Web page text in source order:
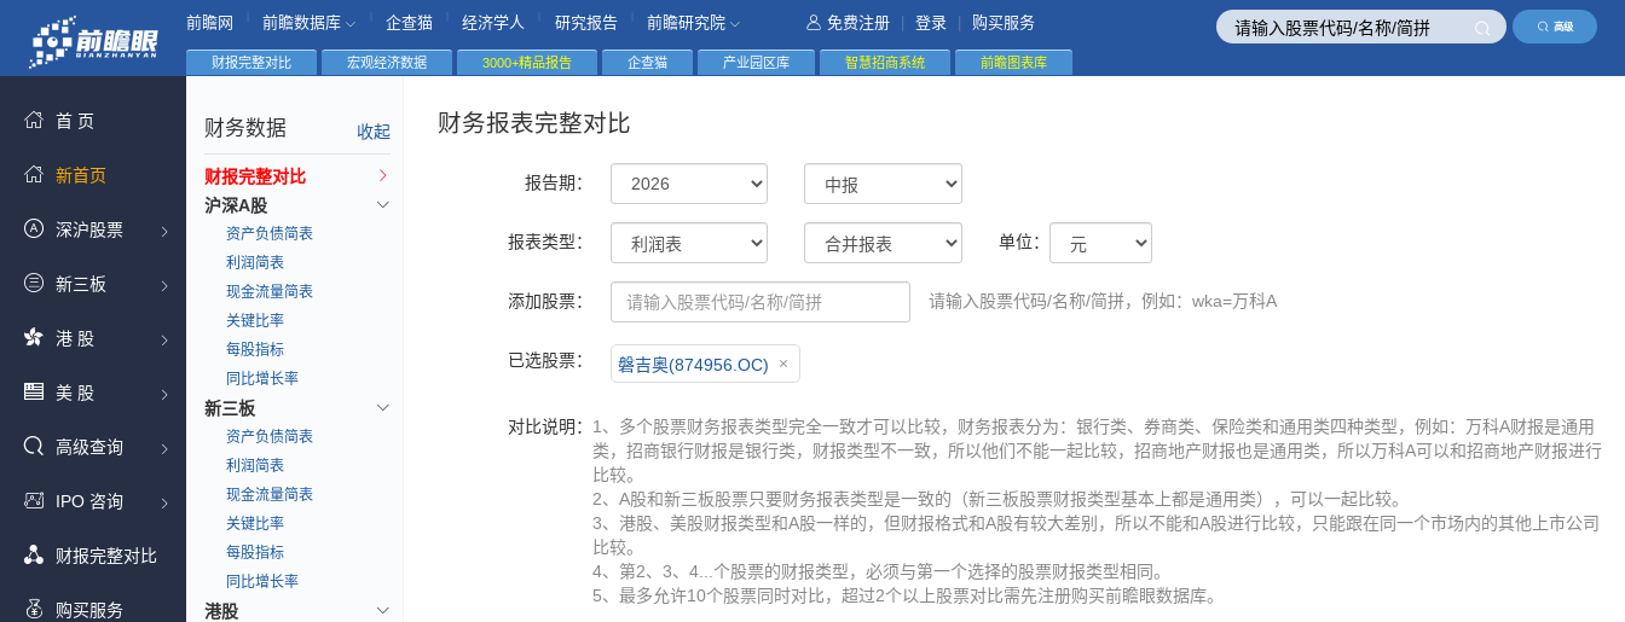
高级
前瞻网 前瞻数据库 企查猫 经济学人 研究报告 前瞻研究院 免费注册 登录 购买服务
首 页
新首页
深沪股票
新三板
港 股
美 股
高级查询
IPO 咨询
财报完整对比
购买服务
财报完整对比 宏观经济数据 3000+精品报告 企查猫 产业园区库 智慧招商系统 前瞻图表库
财务数据 收起
财报完整对比
沪深A股
资产负债简表
利润简表
现金流量简表
关键比率
每股指标
同比增长率
新三板
资产负债简表
利润简表
现金流量简表
关键比率
每股指标
同比增长率
港股
财务报表完整对比
报告期：
报表类型： 单位：
添加股票： 请输入股票代码/名称/简拼，例如：wka=万科A
已选股票： 磐吉奥(874956.OC)
对比说明： 1、多个股票财务报表类型完全一致才可以比较，财务报表分为：银行类、券商类、保险类和通用类四种类型，例如：万科A财报是通用
类，招商银行财报是银行类，财报类型不一致，所以他们不能一起比较，招商地产财报也是通用类，所以万科A可以和招商地产财报进行
比较。
2、A股和新三板股票只要财务报表类型是一致的（新三板股票财报类型基本上都是通用类），可以一起比较。
3、港股、美股财报类型和A股一样的，但财报格式和A股有较大差别，所以不能和A股进行比较，只能跟在同一个市场内的其他上市公司
比较。
4、第2、3、4...个股票的财报类型，必须与第一个选择的股票财报类型相同。
5、最多允许10个股票同时对比，超过2个以上股票对比需先注册购买前瞻眼数据库。